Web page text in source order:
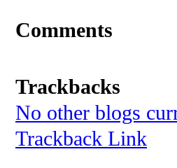
Comments
Trackbacks
No other blogs
Trackback Link